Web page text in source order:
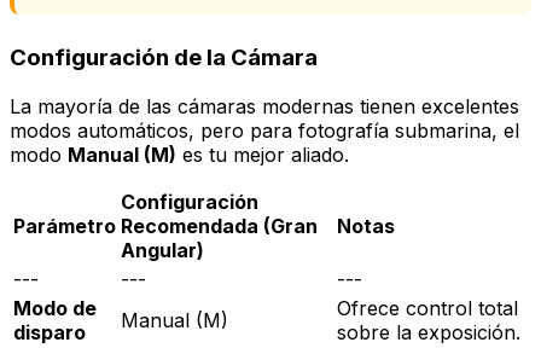
Configuración de la Cámara
La mayoría de las cámaras modernas tienen excelentes
modos automáticos, pero para fotografía submarina, el
modo Manual (M) es tu mejor aliado.
Parámetro
Configuración
Recomendada (Gran
Angular)
Notas
--- ---
---
Modo de
disparo
Manual (M)
Ofrece control total
sobre la exposición.